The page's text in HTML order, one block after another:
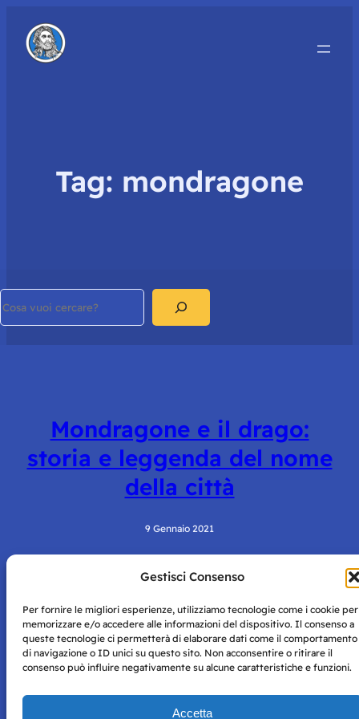
Gestisci Consenso
Per fornire le migliori esperienze, utilizziamo tecnologie come i cookie per
memorizzare e/o accedere alle informazioni del dispositivo. Il consenso a
queste tecnologie ci permetterà di elaborare dati come il comportamento
di navigazione o ID unici su questo sito. Non acconsentire o ritirare il
consenso può influire negativamente su alcune caratteristiche e funzioni.
Accetta
Tag: mondragone
Mondragone e il drago:
storia e leggenda del nome
della città
9 Gennaio 2021
Napoli con autorizzazione numero 38 del 25/9/2019.
Tutte le immagini e i contenuti su questo sito sono forniti